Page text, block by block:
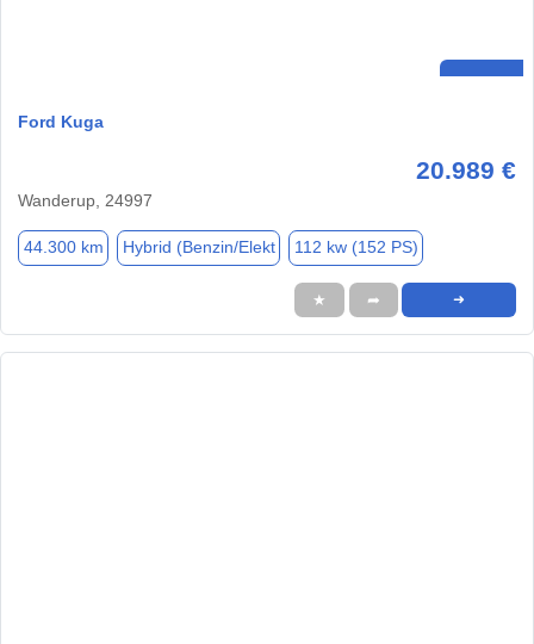
Ford Kuga
20.989 €
Wanderup, 24997
44.300 km Hybrid (Benzin/Elekt 112 kw (152 PS)
★ ➦ ➜